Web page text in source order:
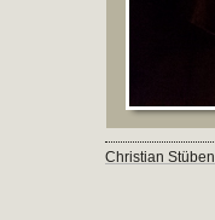
Christian Stüben